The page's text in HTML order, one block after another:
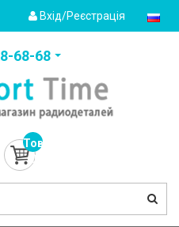
Вхід/Реєстрація
68-68
Товарів:
0
(0.0грн.)